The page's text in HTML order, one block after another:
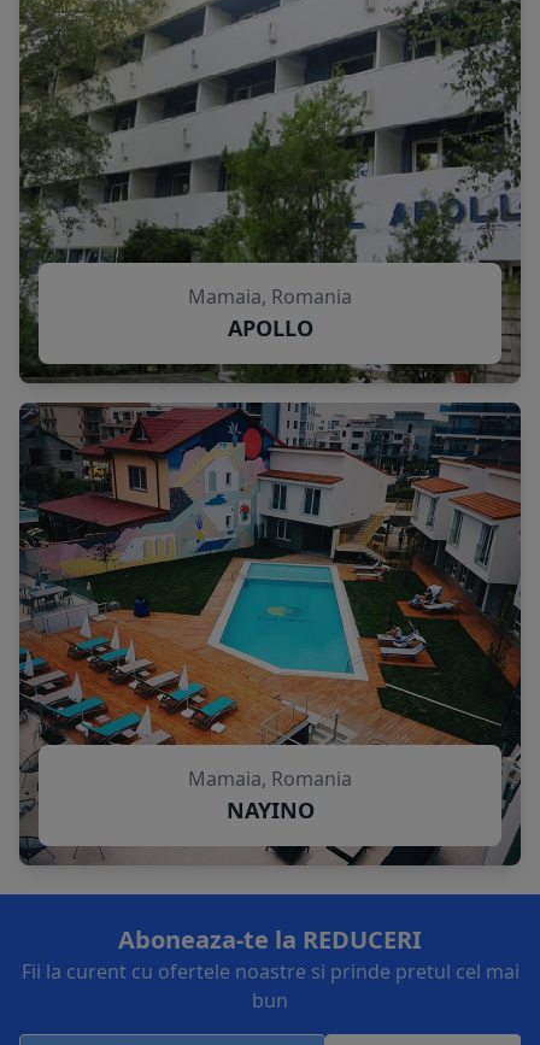
Mamaia, Romania
APOLLO
Mamaia, Romania
NAYINO
Aboneaza-te la REDUCERI
Fii la curent cu ofertele noastre si prinde pretul cel mai
bun